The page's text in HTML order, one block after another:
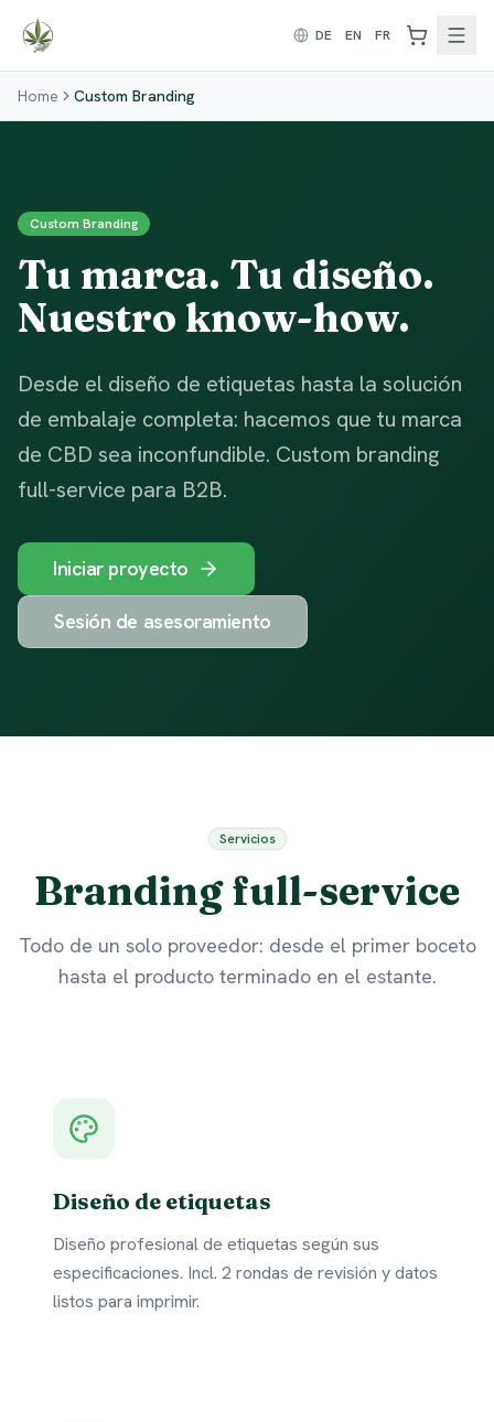
DE EN FR
Home Custom Branding
Custom Branding
Tu marca. Tu diseño.
Nuestro know-how.
Desde el diseño de etiquetas hasta la solución
de embalaje completa: hacemos que tu marca
de CBD sea inconfundible. Custom branding
full-service para B2B.
Iniciar proyecto
Sesión de asesoramiento
Servicios
Branding full-service
Todo de un solo proveedor: desde el primer boceto
hasta el producto terminado en el estante.
Diseño de etiquetas
Diseño profesional de etiquetas según sus
especificaciones. Incl. 2 rondas de revisión y datos
listos para imprimir.